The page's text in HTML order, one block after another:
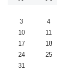
3
4
10
11
17
18
24
25
31